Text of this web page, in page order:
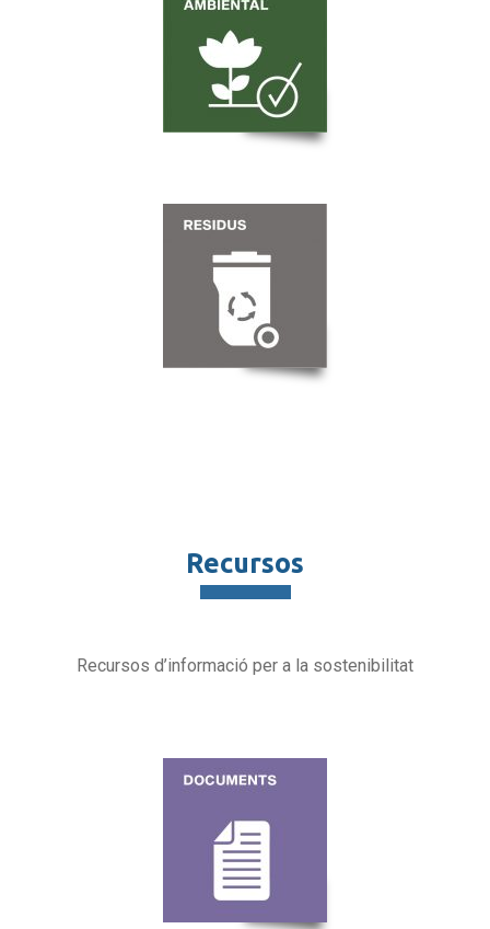
Recursos
Recursos d’informació per a la sostenibilitat